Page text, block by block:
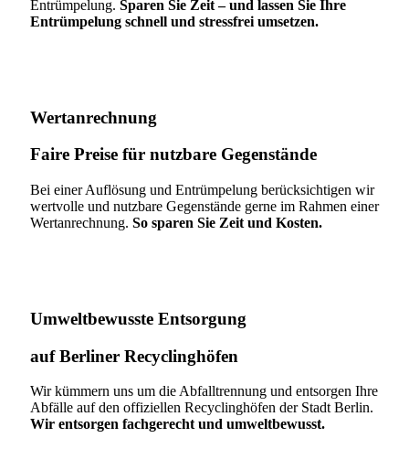
Entrümpelung. Sparen Sie Zeit – und lassen Sie Ihre
Entrümpelung schnell und stressfrei umsetzen.
Wertanrechnung
Faire Preise für nutzbare Gegenstände
Bei einer Auflösung und Entrümpelung berücksichtigen wir
wertvolle und nutzbare Gegenstände gerne im Rahmen einer
Wertanrechnung. So sparen Sie Zeit und Kosten.
Umweltbewusste Entsorgung
auf Berliner Recyclinghöfen​
Wir kümmern uns um die Abfalltrennung und entsorgen Ihre
Abfälle auf den offiziellen Recyclinghöfen der Stadt Berlin.
Wir entsorgen fachgerecht und umweltbewusst.